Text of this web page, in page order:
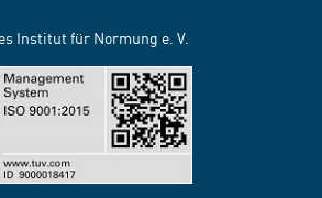
Institut für Normung e. V.